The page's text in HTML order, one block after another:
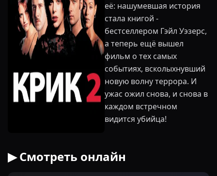
её: нашумевшая история
стала книгой -
бестселлером Гэйл Уэзерс,
а теперь ещё вышел
фильм о тех самых
событиях, всколыхнувший
новую волну террора. И
ужас ожил снова, и снова в
каждом встречном
видится убийца!
▶ Смотреть онлайн